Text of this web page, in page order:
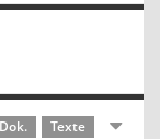
Texte